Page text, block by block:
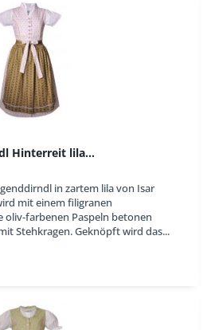
Hinterreit lila...
in zartem lila von Isar
mit einem filigranen
oliv-farbenen Paspeln betonen
Stehkragen. Geknöpft wird das...